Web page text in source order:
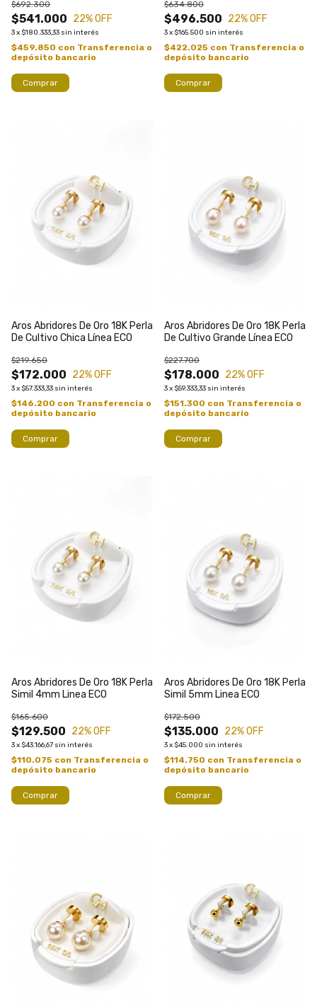
$541.000
$692.300
22% OFF
3x $180.333,33 sin interés
$459.850 con Transferencia o
depósito bancario
$496.500
$634.800
22% OFF
3x $165.500 sin interés
$422.025 con Transferencia o
depósito bancario
Aros Abridores De Oro 18K Perla
De Cultivo Chica Línea ECO
$172.000
$219.650
22% OFF
3x $57.333,33 sin interés
$146.200 con Transferencia o
depósito bancario
Comprar
Aros Abridores De Oro 18K Perla
De Cultivo Grande Línea ECO
$178.000
$227.700
22% OFF
3x $59.333,33 sin interés
$151.300 con Transferencia o
depósito bancario
Comprar
Aros Abridores De Oro 18K Perla
Simil 4mm Linea ECO
$129.500
$165.600
22% OFF
3x $43.166,67 sin interés
$110.075 con Transferencia o
depósito bancario
Comprar
Aros Abridores De Oro 18K Perla
Simil 5mm Linea ECO
$135.000
$172.500
22% OFF
3x $45.000 sin interés
$114.750 con Transferencia o
depósito bancario
Comprar